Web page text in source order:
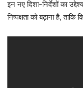
इन नए दिशा-निर्देशों का
निष्पक्षता को बढ़ाना है,